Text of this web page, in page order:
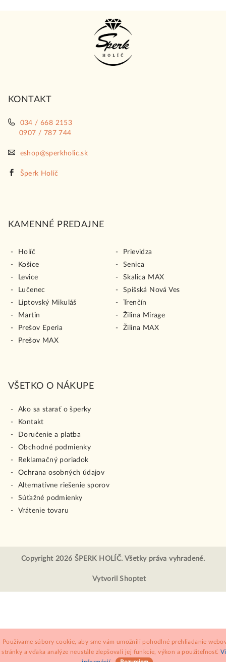
Používame súbory cookie, aby sme vám umožnili pohodlné prehliadanie
stránky a vďaka analýze neustále zlepšovali jej funkcie, výkon a použiteľnosť.
KONTAKT
034 / 668 2153
0907 / 787 744
eshop@sperkholic.sk
Šperk Holíč
KAMENNÉ PREDAJNE
Holíč
Košice
Levice
Lučenec
Liptovský Mikuláš
Martin
Prešov Eperia
Prešov MAX
Prievidza
Senica
Skalica MAX
Spišská Nová Ves
Trenčín
Žilina Mirage
Žilina MAX
VŠETKO O NÁKUPE
Ako sa starať o šperky
Kontakt
Doručenie a platba
Obchodné podmienky
Reklamačný poriadok
Ochrana osobných údajov
Alternatívne riešenie sporov
Súťažné podmienky
Vrátenie tovaru
Copyright 2026 ŠPERK HOLÍČ. Všetky práva vyhradené.
Vytvoril Shoptet